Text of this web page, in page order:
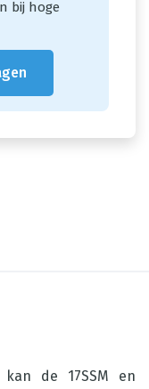
bij hoge
de 17SSM en